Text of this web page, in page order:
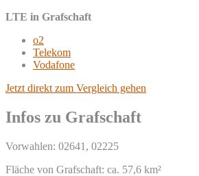
LTE in Grafschaft
o2
Telekom
Vodafone
Jetzt direkt zum Vergleich gehen
Infos zu Grafschaft
Vorwahlen: 02641, 02225
Fläche von Grafschaft: ca. 57,6 km²